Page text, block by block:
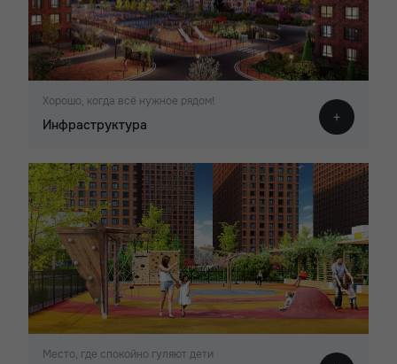
Хорошо, когда всё нужное рядом!
Инфраструктура
Место, где спокойно гуляют дети